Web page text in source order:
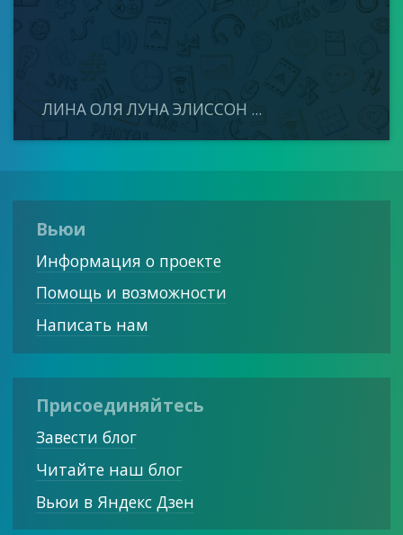
ЛИНА ОЛЯ ЛУНА ЭЛИССОН ...
Вьюи
Информация о проекте
Помощь и возможности
Написать нам
Присоединяйтесь
Завести блог
Читайте наш блог
Вьюи в Яндекс Дзен